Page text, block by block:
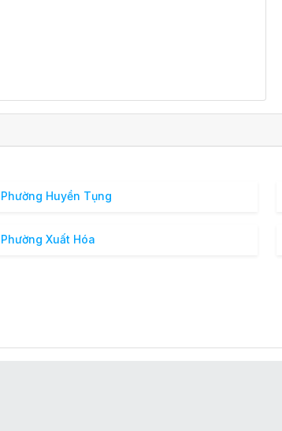
Phường Huyền Tụng
Phường Xuất Hóa